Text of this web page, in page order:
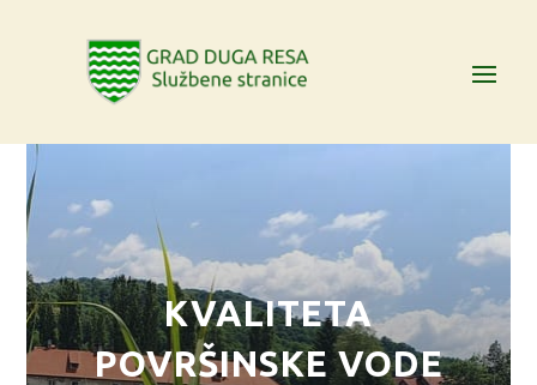
KVALITETA
POVRŠINSKE VODE